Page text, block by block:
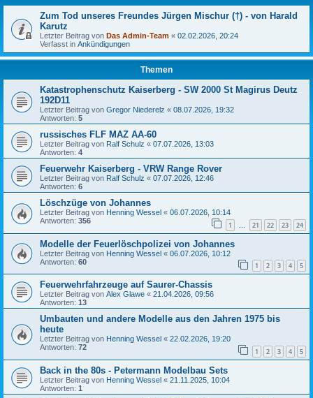
Zum Tod unseres Freundes Jürgen Mischur (†) - von Harald
Karutz
Letzter Beitrag von Das Admin-Team « 02.02.2026, 20:24
Verfasst in Ankündigungen
Themen
Katastrophenschutz Kaiserberg - SW 2000 St Magirus Deutz
192D11
Letzter Beitrag von Gregor Niederelz « 08.07.2026, 19:32
Antworten: 5
russisches FLF MAZ AA-60
Letzter Beitrag von Ralf Schulz « 07.07.2026, 13:03
Antworten: 4
Feuerwehr Kaiserberg - VRW Range Rover
Letzter Beitrag von Ralf Schulz « 07.07.2026, 12:46
Antworten: 6
Löschzüge von Johannes
Letzter Beitrag von Henning Wessel « 06.07.2026, 10:14
Antworten: 356 1 … 21 22 23 24
Modelle der Feuerlöschpolizei von Johannes
Letzter Beitrag von Henning Wessel « 06.07.2026, 10:12
Antworten: 60 1 2 3 4 5
Feuerwehrfahrzeuge auf Saurer-Chassis
Letzter Beitrag von Alex Glawe « 21.04.2026, 09:56
Antworten: 13
Umbauten und andere Modelle aus den Jahren 1975 bis
heute
Letzter Beitrag von Henning Wessel « 22.02.2026, 19:20
Antworten: 72 1 2 3 4 5
Back in the 80s - Petermann Modelbau Sets
Letzter Beitrag von Henning Wessel « 21.11.2025, 10:04
Antworten: 1